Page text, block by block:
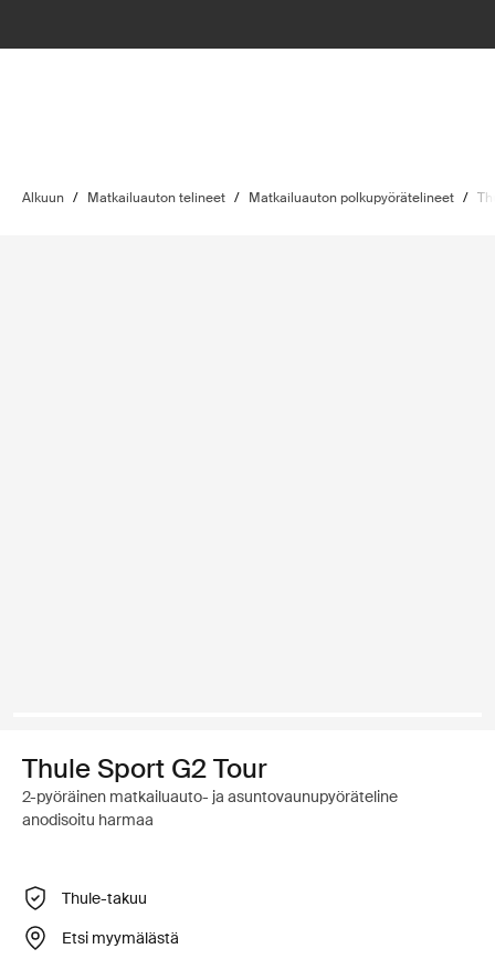
Alkuun / Matkailuauton telineet / Matkailuauton polkupyörätelineet /
Thule Sport G2 Tour
2-pyöräinen matkailuauto- ja asuntovaunupyöräteline
anodisoitu harmaa
Thule-takuu
Etsi myymälästä